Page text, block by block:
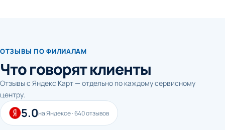
ОТЗЫВЫ ПО ФИЛИАЛАМ
Что говорят клиенты
Отзывы с Яндекс Карт — отдельно по каждому сервисному
центру.
5.0на Яндексе · 640 отзывов